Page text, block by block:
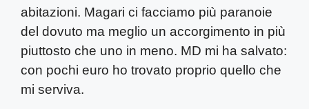
abitazioni. Magari ci facciamo più paranoie
del dovuto ma meglio un accorgimento in più
piuttosto che uno in meno. MD mi ha salvato:
con pochi euro ho trovato proprio quello che
mi serviva.